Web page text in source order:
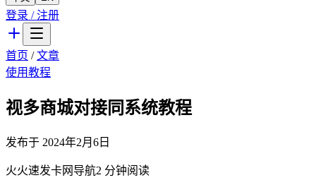
登录 / 注册
首页 /文章
使用教程
视多商城对接同系统教程
发布于 2024年2月6日
火火速发卡网导航2 分钟阅读